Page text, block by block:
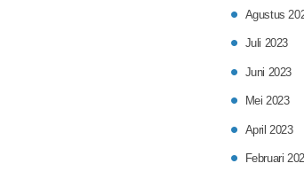
Agustus
Juli 2023
Juni 2023
Mei 2023
April 2023
Februari